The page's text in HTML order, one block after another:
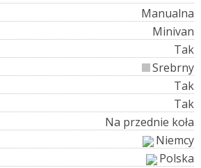
Manualna
Minivan
Tak
Srebrny
Tak
Tak
Na przednie koła
Niemcy
Polska